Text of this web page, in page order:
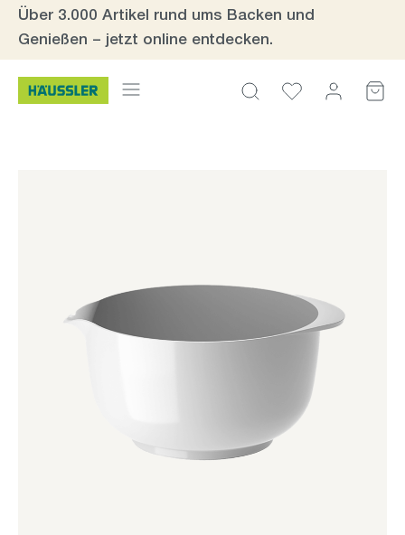
Zum Hauptinhalt springen
Über 3.000 Artikel rund ums Backen und
Genießen – jetzt online entdecken.